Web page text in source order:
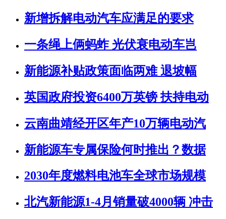
新增拆解电动汽车应满足的要求
一条绳上俩蚂蚱 光伏衰电动车岂
新能源补贴政策面临两难 退坡幅
英国政府投资6400万英镑 扶持电动
云南曲靖经开区年产10万辆电动汽
新能源车专属保险何时推出？数据
2030年度燃料电池车全球市场规模
北汽新能源1-4月销量破4000辆 冲击